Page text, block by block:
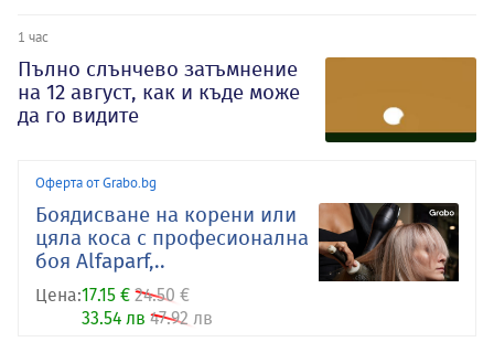
1 час
Пълно слънчево затъмнение
на 12 август, как и къде може
да го видите
Оферта от Grabo.bg
Боядисване на корени или
цяла коса с професионална
боя Alfaparf,..
Цена:17.15 € 24.50 €
33.54 лв 47.92 лв